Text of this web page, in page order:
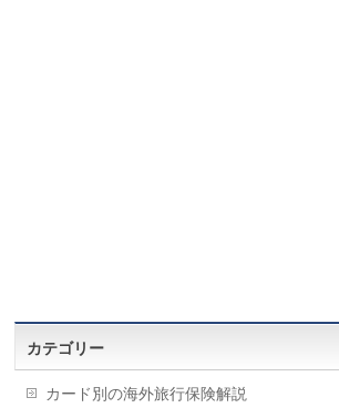
カテゴリー
カード別の海外旅行保険解説